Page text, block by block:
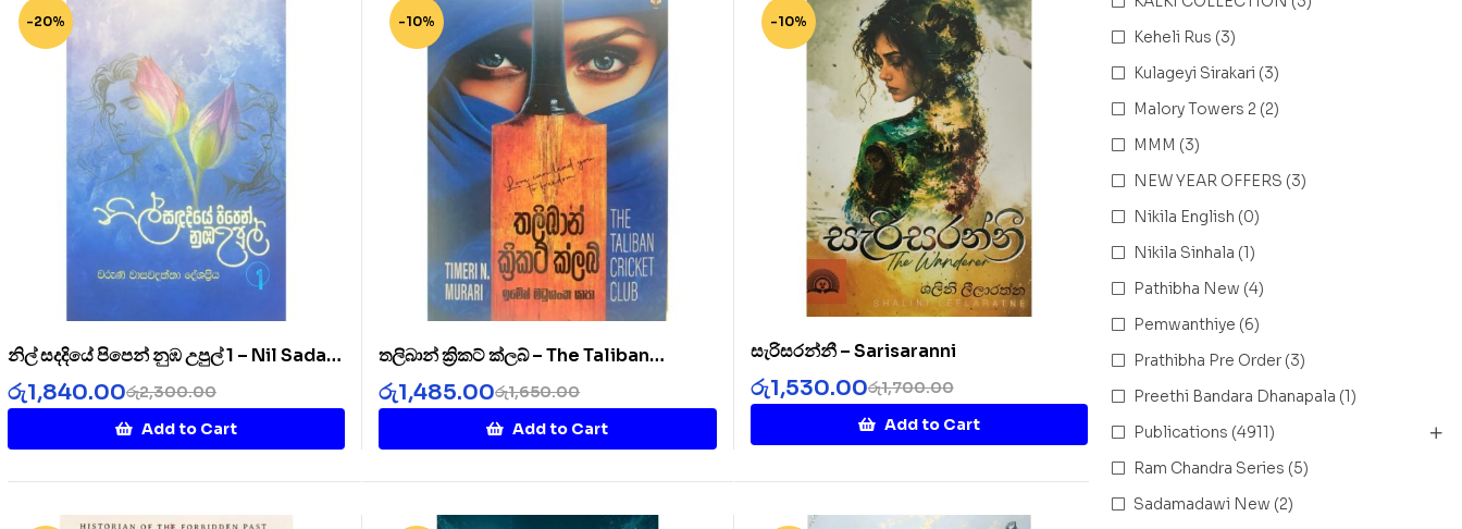
-20%
නිල් සදදියේ පිපෙන් නුඹ උපුල් 1 – Nil Sada
Diye 1
රු2,300.00
රු1,840.00
Add to Cart
-10%
තලිබාන් ක්‍රිකට් ක්ලබ් – The Taliban
Cricket Clubරු1,650.00
රු1,485.00
Add to Cart
-10%
සැරිසරන්නී – Sarisaranni
රු1,700.00
රු1,530.00
Add to Cart
Keheli Rus (3)
Kulageyi Sirakari (3)
Malory Towers 2 (2)
MMM (3)
NEW YEAR OFFERS (3)
Nikila English (0)
Nikila Sinhala (1)
Pathibha New (4)
Pemwanthiye (6)
Prathibha Pre Order (3)
Preethi Bandara Dhanapala (1)
Publications (4911)
Ram Chandra Series (5)
Sadamadawi New (2)